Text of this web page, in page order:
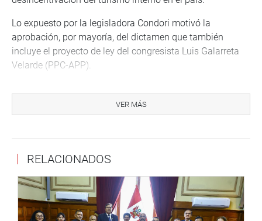
Lo expuesto por la legisladora Condori motivó la
aprobación, por mayoría, del dictamen que también
incluye el proyecto de ley del congresista Luis Galarreta
Velarde (PPC-APP).
La Comisión de Economía rechazó el dictamen que
Mecenazgo y Promoción Deportiva y aprobó que se
dictamine favorablemente para ser votado en la sesión
del 9 de diciembre.
La parlamentaria Leyla Chihuán Ramos (FP), al sustentar
su propuesta, explicó que el proyecto tiene por objeto
VER MÁS
RELACIONADOS